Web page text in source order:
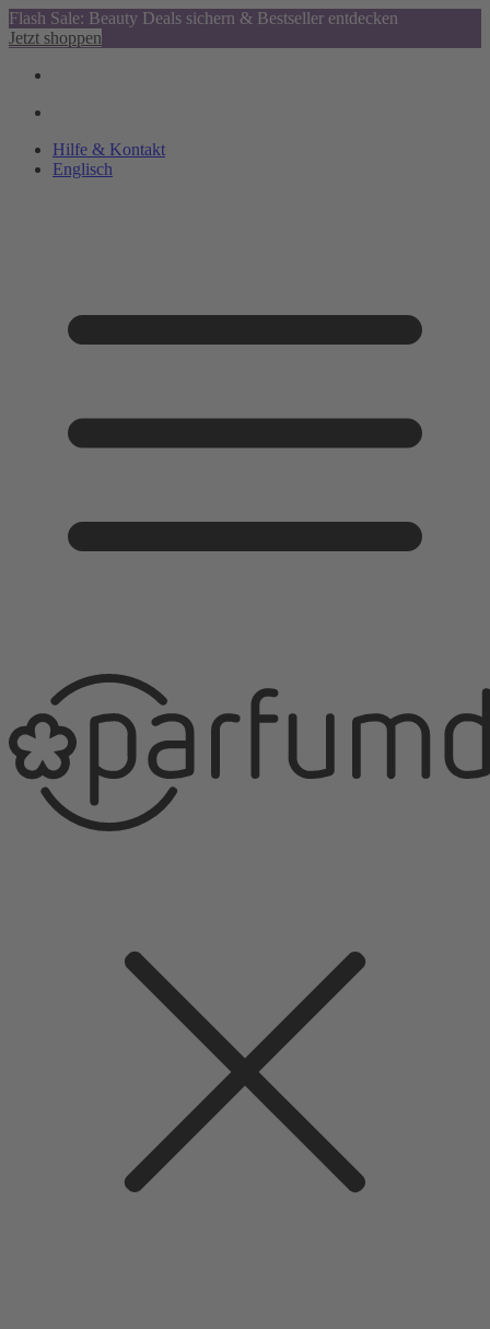
Flash Sale: Beauty Deals sichern & Bestseller entdecken
Jetzt shoppen
Hilfe & Kontakt
Englisch